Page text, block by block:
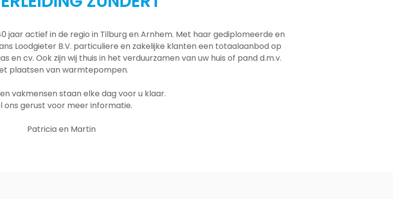
jaar actief in de regio in Tilburg en Arnhem. Met haar gediplomeerde en
Loodgieter B.V. particuliere en zakelijke klanten een totaalaanbod op
en cv. Ook zijn wij thuis in het verduurzamen van uw huis of pand d.m.v.
plaatsen van warmtepompen.
vakmensen staan elke dag voor u klaar.
ons gerust voor meer informatie.
Patricia en Martin